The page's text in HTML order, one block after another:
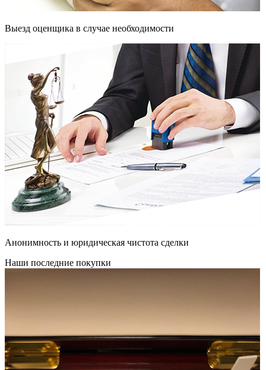
Выезд оценщика в случае необходимости
Анонимность и юридическая чистота сделки
Наши последние покупки